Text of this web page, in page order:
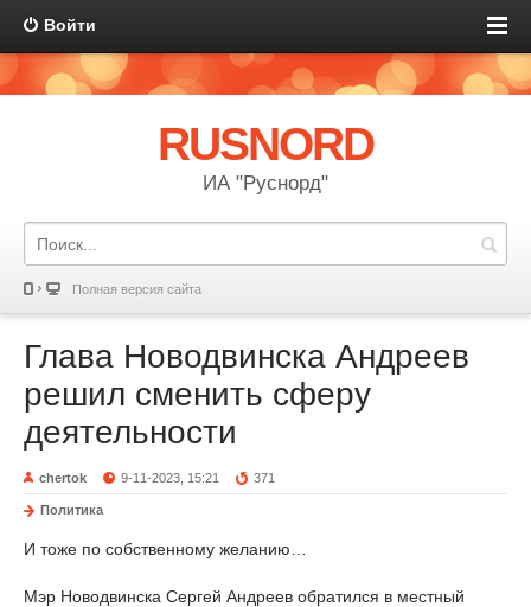
Войти
RUSNORD
ИА "Руснорд"
Полная версия сайта
Глава Новодвинска Андреев
решил сменить сферу
деятельности
chertok 9-11-2023, 15:21 371
Политика
И тоже по собственному желанию…
Мэр Новодвинска Сергей Андреев обратился в местный